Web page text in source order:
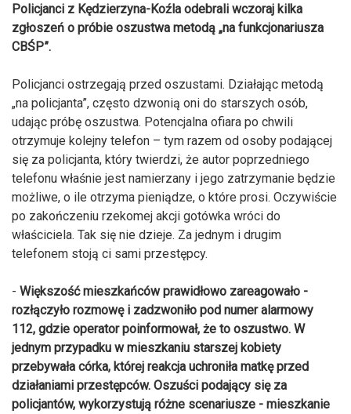
Policjanci z Kędzierzyna-Koźla odebrali wczoraj kilka
zgłoszeń o próbie oszustwa metodą „na funkcjonariusza
CBŚP”.
Policjanci ostrzegają przed oszustami. Działając metodą
„na policjanta”, często dzwonią oni do starszych osób,
udając próbę oszustwa. Potencjalna ofiara po chwili
otrzymuje kolejny telefon – tym razem od osoby podającej
się za policjanta, który twierdzi, że autor poprzedniego
telefonu właśnie jest namierzany i jego zatrzymanie będzie
możliwe, o ile otrzyma pieniądze, o które prosi. Oczywiście
po zakończeniu rzekomej akcji gotówka wróci do
właściciela. Tak się nie dzieje. Za jednym i drugim
telefonem stoją ci sami przestępcy.
- Większość mieszkańców prawidłowo zareagowało -
rozłączyło rozmowę i zadzwoniło pod numer alarmowy
112, gdzie operator poinformował, że to oszustwo. W
jednym przypadku w mieszkaniu starszej kobiety
przebywała córka, której reakcja uchroniła matkę przed
działaniami przestępców. Oszuści podający się za
policjantów, wykorzystują różne scenariusze - mieszkanie